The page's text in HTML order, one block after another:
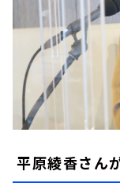
平原綾香さん